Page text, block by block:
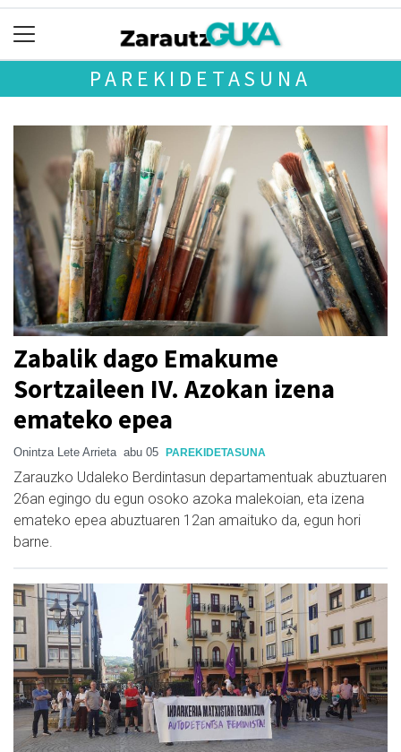
PAREKIDETASUNA
Zabalik dago Emakume
Sortzaileen IV. Azokan izena
emateko epea
Onintza Lete Arrieta abu 05 PAREKIDETASUNA
Zarauzko Udaleko Berdintasun departamentuak abuztuaren
26an egingo du egun osoko azoka malekoian, eta izena
emateko epea abuztuaren 12an amaituko da, egun hori
barne.